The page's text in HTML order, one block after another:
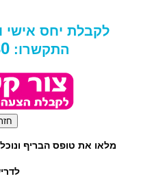
לקבלת יחס אישי
התקשרו:
מלאו את טופס הבריף